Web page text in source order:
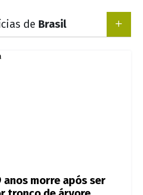
de Brasil
anos morre após ser